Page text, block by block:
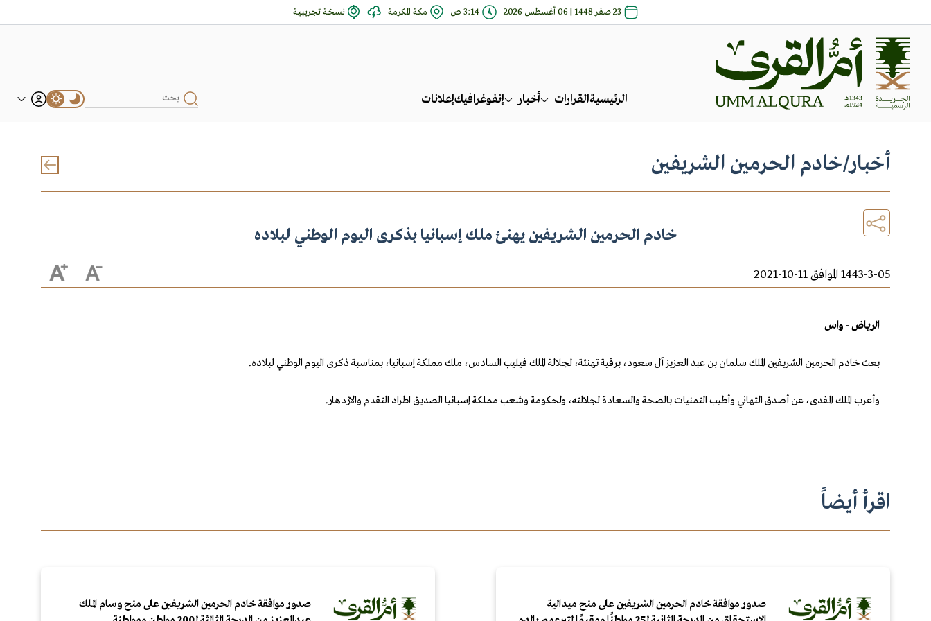
23 صفر 1448 | 06 أغسطس 2026 3:14 ص مكة المكرمة نسخة تجريبية
الرئيسيةالقرارات أخبار إنفوغرافيكإعلانات
أخبار/خادم الحرمين الشريفين
خادم الحرمين الشريفين يهنئ ملك إسبانيا بذكرى اليوم الوطني لبلاده
1443-3-05 الموافق 11-10-2021
الرياض - واس
بعث خادم الحرمين الشريفين الملك سلمان بن عبد العزيز آل سعود، برقية تهنئة، لجلالة الملك فيليب السادس، ملك مملكة إسبانيا، بمناسبة ذكرى اليوم الوطني لبلاده.
وأعرب الملك المفدى، عن أصدق التهاني وأطيب التمنيات بالصحة والسعادة لجلالته، ولحكومة وشعب مملكة إسبانيا الصديق اطراد التقدم والازدهار.
اقرأ أيضاً
صدور موافقة خادم الحرمين الشريفين على منح ميدالية
صدور موافقة خادم الحرمين الشريفين على منح وسام الملك